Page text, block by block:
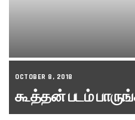
OCTOBER 8, 2018
கூத்தன் படம்